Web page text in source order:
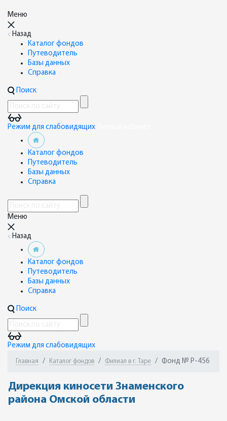
Меню
Назад
Каталог фондов
Путеводитель
Базы данных
Справка
Поиск
Режим для слабовидящих
Каталог фондов
Путеводитель
Базы данных
Справка
Меню
Назад
Каталог фондов
Путеводитель
Базы данных
Справка
Поиск
Режим для слабовидящих
Главная Каталог фондов Филиал в г. Таре Фонд № Р-456
Дирекция киносети Знаменского
района Омской области